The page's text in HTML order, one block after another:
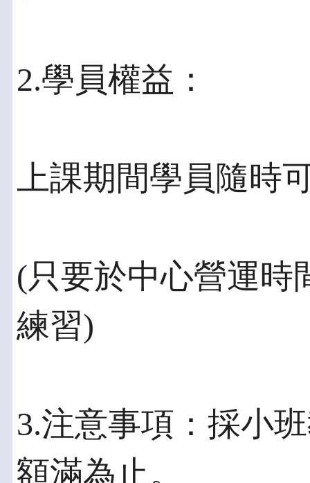
2.學員權益：
上課期間學員隨時
(只要於中心營運時
練習)
3.注意事項：採小
額滿為止。